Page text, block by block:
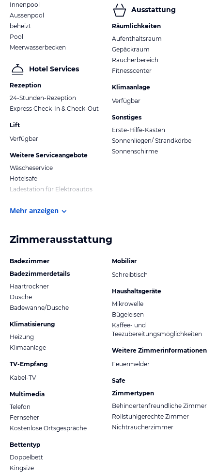
Innenpool
Aussenpool
beheizt
Pool
Meerwasserbecken
Hotel Services
Rezeption
24-Stunden-Rezeption
Express Check-In & Check-Out
Lift
Verfügbar
Weitere Serviceangebote
Wäscheservice
Hotelsafe
Ladestation für Elektroautos
Ausstattung
Räumlichkeiten
Aufenthaltsraum
Gepäckraum
Raucherbereich
Fitnesscenter
Klimaanlage
Verfügbar
Sonstiges
Erste-Hilfe-Kasten
Sonnenliegen/ Strandkörbe
Sonnenschirme
Mehr anzeigen
Zimmerausstattung
Badezimmer
Badezimmerdetails
Haartrockner
Dusche
Badewanne/Dusche
Klimatisierung
Heizung
Klimaanlage
TV-Empfang
Kabel-TV
Multimedia
Telefon
Fernseher
Kostenlose Ortsgespräche
Bettentyp
Doppelbett
Kingsize
Mobiliar
Schreibtisch
Haushaltsgeräte
Mikrowelle
Bügeleisen
Kaffee- und
Teezubereitungsmöglichkeiten
Weitere Zimmerinformationen
Feuermelder
Safe
Zimmertypen
Behindertenfreundliche Zimmer
Rollstuhlgerechte Zimmer
Nichtraucherzimmer